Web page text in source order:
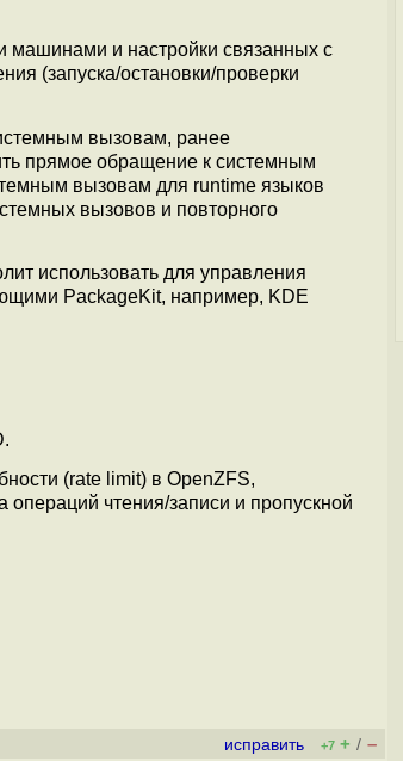
машинами и настройки связанных с
(запуска/остановки/проверки
вызовам, ранее
прямое обращение к системным
вызовам для runtime языков
вызовов и повторного
использовать для управления
PackageKit, например, KDE
(rate limit) в OpenZFS,
чтения/записи и пропускной
исправить +7 + / –